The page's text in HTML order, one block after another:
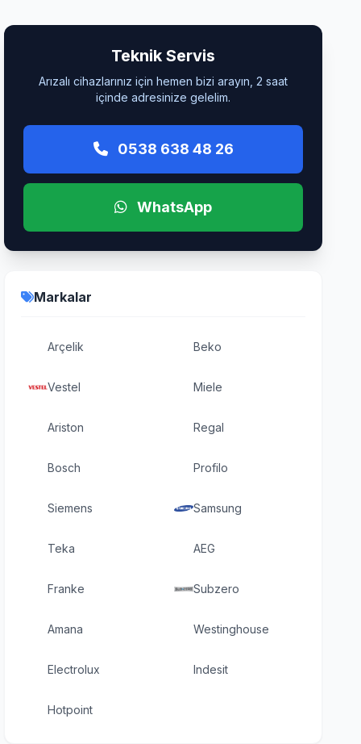
Teknik Servis
Arızalı cihazlarınız için hemen bizi arayın, 2 saat
içinde adresinize gelelim.
0538 638 48 26
WhatsApp
Markalar
Arçelik Beko
Vestel Miele
Ariston Regal
Bosch Profilo
Siemens Samsung
Teka AEG
Franke Subzero
Amana Westinghouse
Electrolux Indesit
Hotpoint